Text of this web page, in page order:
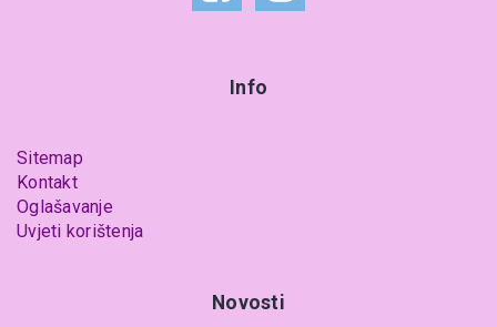
Info
Sitemap
Kontakt
Oglašavanje
Uvjeti korištenja
Novosti